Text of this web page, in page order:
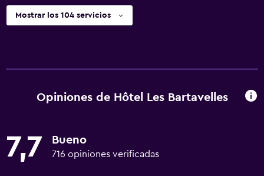
Mostrar los 104 servicios
Opiniones de Hôtel Les Bartavelles
7,7 Bueno
716 opiniones verificadas